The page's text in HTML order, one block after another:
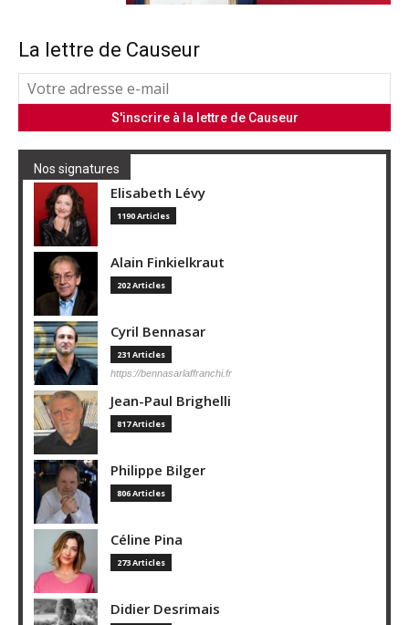
La lettre de Causeur
Nos signatures
Elisabeth Lévy
1190 Articles
Alain Finkielkraut
202 Articles
Cyril Bennasar
231 Articles
https://bennasarlaffranchi.fr
Jean-Paul Brighelli
817 Articles
Philippe Bilger
806 Articles
Céline Pina
273 Articles
Didier Desrimais